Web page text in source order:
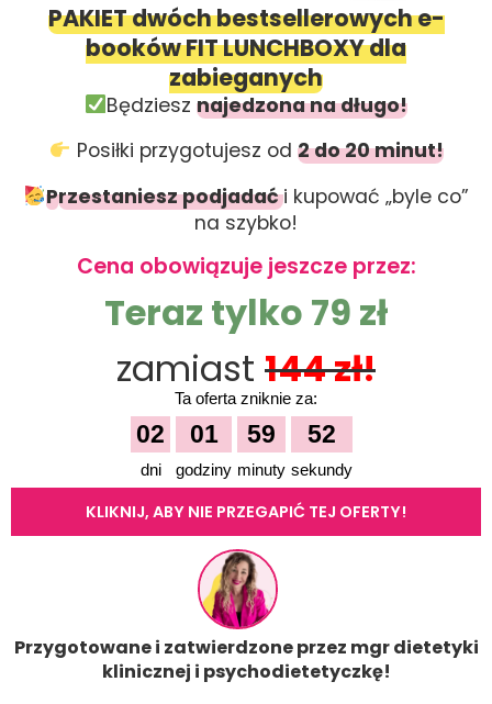
PAKIET dwóch bestsellerowych e-
booków FIT LUNCHBOXY dla
zabieganych
Będziesznajedzona na długo!
Posiłki przygotujesz od 2 do 20 minut!
Przestaniesz podjadaći kupować „byle co”
na szybko!
Cena obowiązuje jeszcze przez:
Ta oferta zniknie za:
02
dni
01
godziny
59
minuty
51
sekundy
Teraz tylko 79 zł
zamiast 144 zł!
KLIKNIJ, ABY NIE PRZEGAPIĆ TEJ OFERTY!
Przygotowane i zatwierdzone przez mgr dietetyki
klinicznej i psychodietetyczkę!